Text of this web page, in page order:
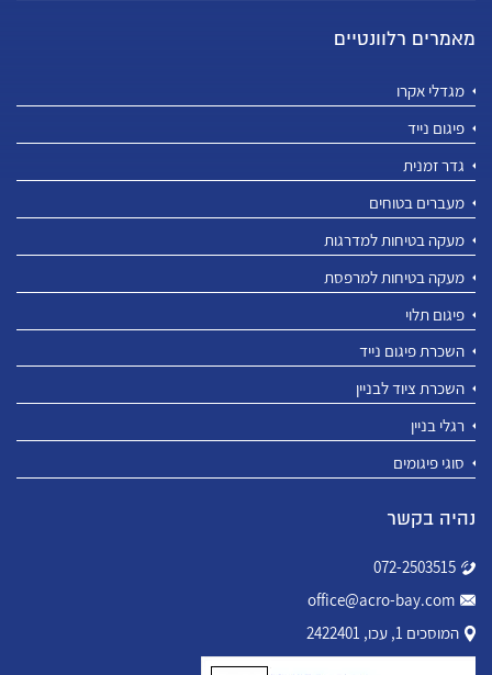
מאמרים רלוונטיים
מגדלי אקרו
פיגום נייד
גדר זמנית
מעברים בטוחים
מעקה בטיחות למדרגות
מעקה בטיחות למרפסת
פיגום תלוי
השכרת פיגום נייד
השכרת ציוד לבניין
רגלי בניין
סוגי פיגומים
נהיה בקשר
072-2503515
office@acro-bay.com
המוסכים 1, עכו, 2422401